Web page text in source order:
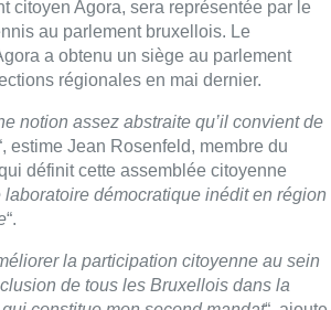
constitue mon second mandat “, ajoute
chargé de relayer les futures décisions
bruxellois.
Tang Quynhet Anna Lawan
le blocus s’invite dans
: “C’est